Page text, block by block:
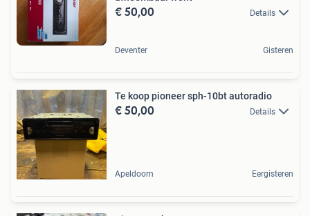
€ 50,00 Details
Deventer Gisteren
Te koop pioneer sph-10bt autoradio
€ 50,00 Details
Apeldoorn Eergisteren